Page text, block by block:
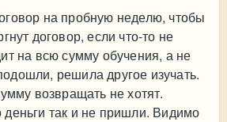
на пробную неделю, чтобы
договор, если что-то не
на всю сумму обучения, а не
решила другое изучать.
возвращать не хотят.
так и не пришли. Видимо